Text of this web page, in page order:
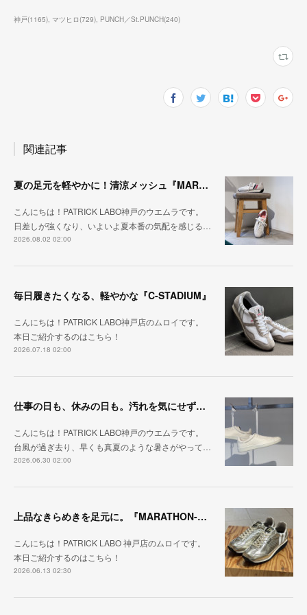
神戸(1165) マツヒロ(729) PUNCH／St.PUNCH(240)
関連記事
夏の足元を軽やかに！清涼メッシュ『MARATHON-ME2』
こんにちは！PATRICK LABO神戸のウエムラです。
日差しが強くなり、いよいよ夏本番の気配を感じる…
2026.08.02 02:00
毎日履きたくなる、軽やかな『C-STADIUM』
こんにちは！PATRICK LABO神戸店のムロイです。
本日ご紹介するのはこちら！
2026.07.18 02:00
仕事の日も、休みの日も。汚れを気にせず毎日履ける『PUNCH-WP_WHT』
こんにちは！PATRICK LABO神戸のウエムラです。
台風が過ぎ去り、早くも真夏のような暑さがやって…
2026.06.30 02:00
上品なきらめきを足元に。『MARATHON-HAKU』
こんにちは！PATRICK LABO 神戸店のムロイです。
本日ご紹介するのはこちら！
2026.06.13 02:30